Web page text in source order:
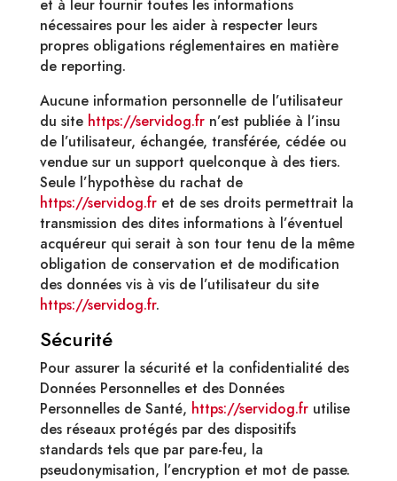
et à leur fournir toutes les informations
nécessaires pour les aider à respecter leurs
propres obligations réglementaires en matière
de reporting.
Aucune information personnelle de l’utilisateur
du site https://servidog.frn’est publiée à l’insu
de l’utilisateur, échangée, transférée, cédée ou
vendue sur un support quelconque à des tiers.
Seule l’hypothèse du rachat de
https://servidog.fret de ses droits permettrait la
transmission des dites informations à l’éventuel
acquéreur qui serait à son tour tenu de la même
obligation de conservation et de modification
des données vis à vis de l’utilisateur du site
https://servidog.fr.
Sécurité
Pour assurer la sécurité et la confidentialité des
Données Personnelles et des Données
Personnelles de Santé, https://servidog.frutilise
des réseaux protégés par des dispositifs
standards tels que par pare-feu, la
pseudonymisation, l’encryption et mot de passe.